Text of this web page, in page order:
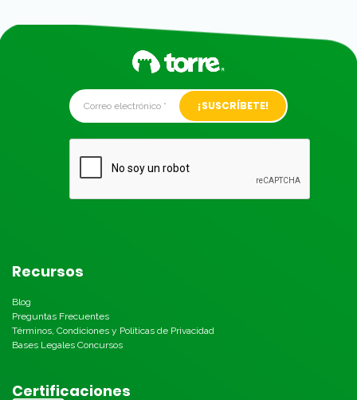
Alternative:
Recursos
Blog
Preguntas Frecuentes
Términos, Condiciones y Políticas de Privacidad
Bases Legales Concursos
Certificaciones